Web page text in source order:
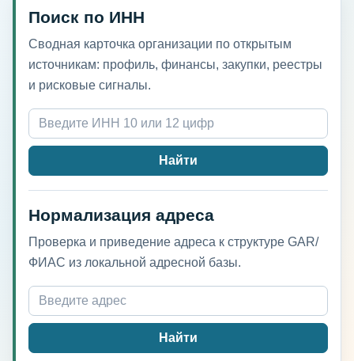
Поиск по ИНН
Сводная карточка организации по открытым
источникам: профиль, финансы, закупки, реестры
и рисковые сигналы.
Найти
Нормализация адреса
Проверка и приведение адреса к структуре GAR/
ФИАС из локальной адресной базы.
Найти